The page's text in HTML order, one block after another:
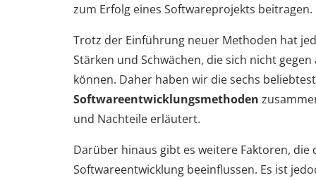
zum Erfolg eines Softwareprojekts beitragen.
Trotz der Einführung neuer Methoden hat
Stärken und Schwächen, die sich nicht
können. Daher haben wir die sechs
Softwareentwicklungsmethoden
und Nachteile erläutert.
Darüber hinaus gibt es weitere Faktoren, die
Softwareentwicklung beeinflussen. Es ist